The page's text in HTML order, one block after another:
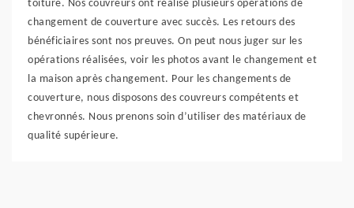
toiture. Nos couvreurs ont réalisé plusieurs opérations de
changement de couverture avec succès. Les retours des
bénéficiaires sont nos preuves. On peut nous juger sur les
opérations réalisées, voir les photos avant le changement et
la maison après changement. Pour les changements de
couverture, nous disposons des couvreurs compétents et
chevronnés. Nous prenons soin d’utiliser des matériaux de
qualité supérieure.